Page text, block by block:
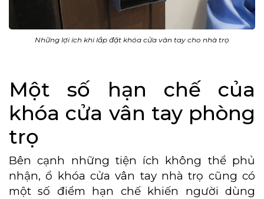
Những lợi ích khi lắp đặt khóa cửa vân tay cho nhà trọ
Một số hạn chế của
khóa cửa vân tay phòng
trọ
Bên cạnh những tiện ích không thể phủ
nhận, ổ khóa cửa vân tay nhà trọ cũng có
một số điểm hạn chế khiến người dùng